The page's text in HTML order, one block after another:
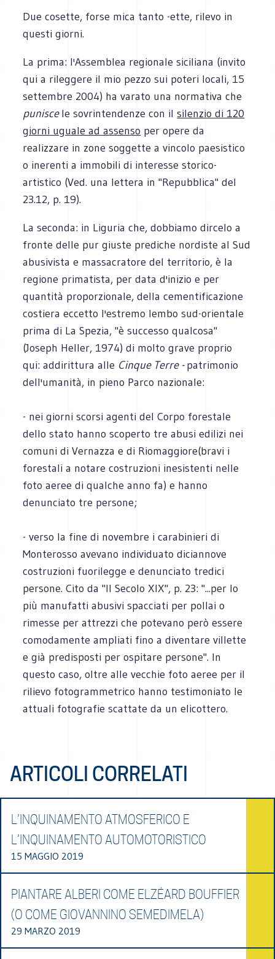
Due cosette, forse mica tanto -ette, rilevo in
questi giorni.
La prima: l'Assemblea regionale siciliana (invito
qui a rileggere il mio pezzo sui poteri locali, 15
settembre 2004) ha varato una normativa che
puniscele sovrintendenze con ilsilenzio di 120
giorni uguale ad assenso per opere da
realizzare in zone soggette a vincolo paesistico
o inerenti a immobili di interesse storico-
artistico (Ved. una lettera in "Repubblica" del
23.12, p. 19).
La seconda: in Liguria che, dobbiamo dircelo a
fronte delle pur giuste prediche nordiste al Sud
abusivista e massacratore del territorio, è la
regione primatista, per data d'inizio e per
quantità proporzionale, della cementificazione
costiera eccetto l'estremo lembo sud-orientale
prima di La Spezia, "è successo qualcosa"
(Joseph Heller, 1974) di molto grave proprio
qui: addirittura alle Cinque Terre -patrimonio
dell'umanità, in pieno Parco nazionale:
- nei giorni scorsi agenti del Corpo forestale
dello stato hanno scoperto tre abusi edilizi nei
comuni di Vernazza e di Riomaggiore(bravi i
forestali a notare costruzioni inesistenti nelle
foto aeree di qualche anno fa) e hanno
denunciato tre persone;
- verso la fine di novembre i carabinieri di
Monterosso avevano individuato diciannove
costruzioni fuorilegge e denunciato tredici
persone. Cito da "Il Secolo XIX", p. 23: "...per lo
più manufatti abusivi spacciati per pollai o
rimesse per attrezzi che potevano però essere
comodamente ampliati fino a diventare villette
e già predisposti per ospitare persone". In
questo caso, oltre alle vecchie foto aeree per il
rilievo fotogrammetrico hanno testimoniato le
attuali fotografie scattate da un elicottero.
ARTICOLI CORRELATI
L’INQUINAMENTO ATMOSFERICO E
L’INQUINAMENTO AUTOMOTORISTICO
15 MAGGIO 2019
PIANTARE ALBERI COME ELZÉARD BOUFFIER
(O COME GIOVANNINO SEMEDIMELA)
29 MARZO 2019